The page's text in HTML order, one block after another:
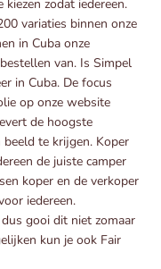
zodat iedereen.
variaties binnen onze
in Cuba onze
van. Is Simpel
in Cuba. De focus
op onze website
de hoogste
te krijgen. Koper
de juiste camper
koper en de verkoper
iedereen.
gooi dit niet zomaar
kun je ook Fair